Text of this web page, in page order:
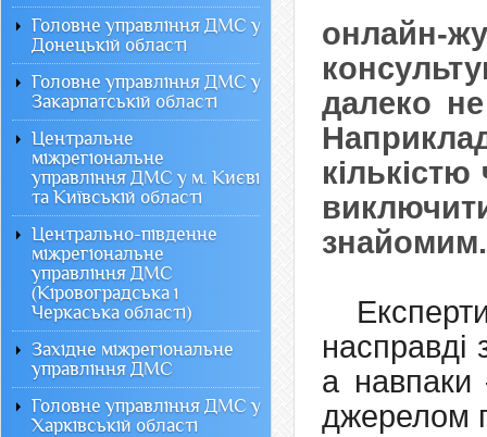
онлайн-
далеко
знайомим.
насправді
а навпаки
джерелом
Головне управління ДМС у
Донецькій області
Головне управління ДМС у
Закарпатській області
Центральне
міжрегіональне
управління ДМС у м. Києві
та Київській області
Центрально-південне
міжрегіональне
управління ДМС
(Кіровоградська і
Черкаська області)
Західне міжрегіональне
управління ДМС
Головне управління ДМС у
Харківській області